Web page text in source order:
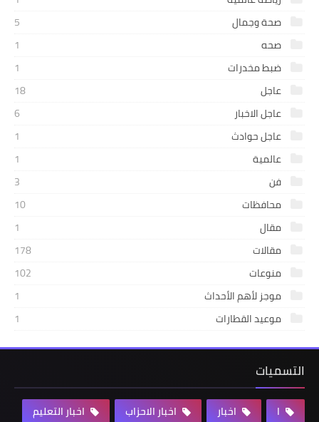
صحة وجمال
5
صحه
1
ضبط مخدرات
1
عاجل
18
عاجل الاخبار
6
عاجل حوادث
1
عالمية
1
فن
3
محافظات
10
مقال
1
مقالات
178
منوعات
102
موجز لأهم الأحداث
1
موعيد القطارات
1
التسميات
ا اخبار اخبار الاحزاب
اخبار التعليم